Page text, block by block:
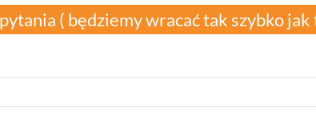
( będziemy wracać tak szybko jak